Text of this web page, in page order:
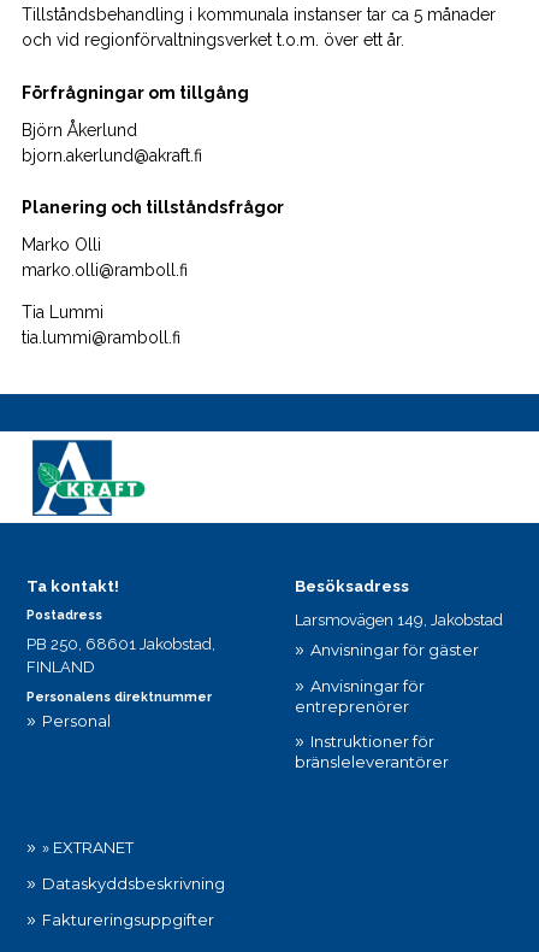
Tillståndsbehandling i kommunala instanser tar ca 5 månader
och vid regionförvaltningsverket t.o.m. över ett år.
Förfrågningar om tillgång
Björn Åkerlund
bjorn.akerlund@akraft.fi
Planering och tillståndsfrågor
Marko Olli
marko.olli@ramboll.fi
Tia Lummi
tia.lummi@ramboll.fi
Ta kontakt!
Postadress
PB 250, 68601 Jakobstad,
FINLAND
Personalens direktnummer
Personal
Besöksadress
Larsmovägen 149, Jakobstad
Anvisningar för gäster
Anvisningar för
entreprenörer
Instruktioner för
bränsleleverantörer
» EXTRANET
Dataskyddsbeskrivning
Faktureringsuppgifter